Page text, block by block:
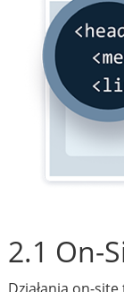
2.1 On-
Działania on-